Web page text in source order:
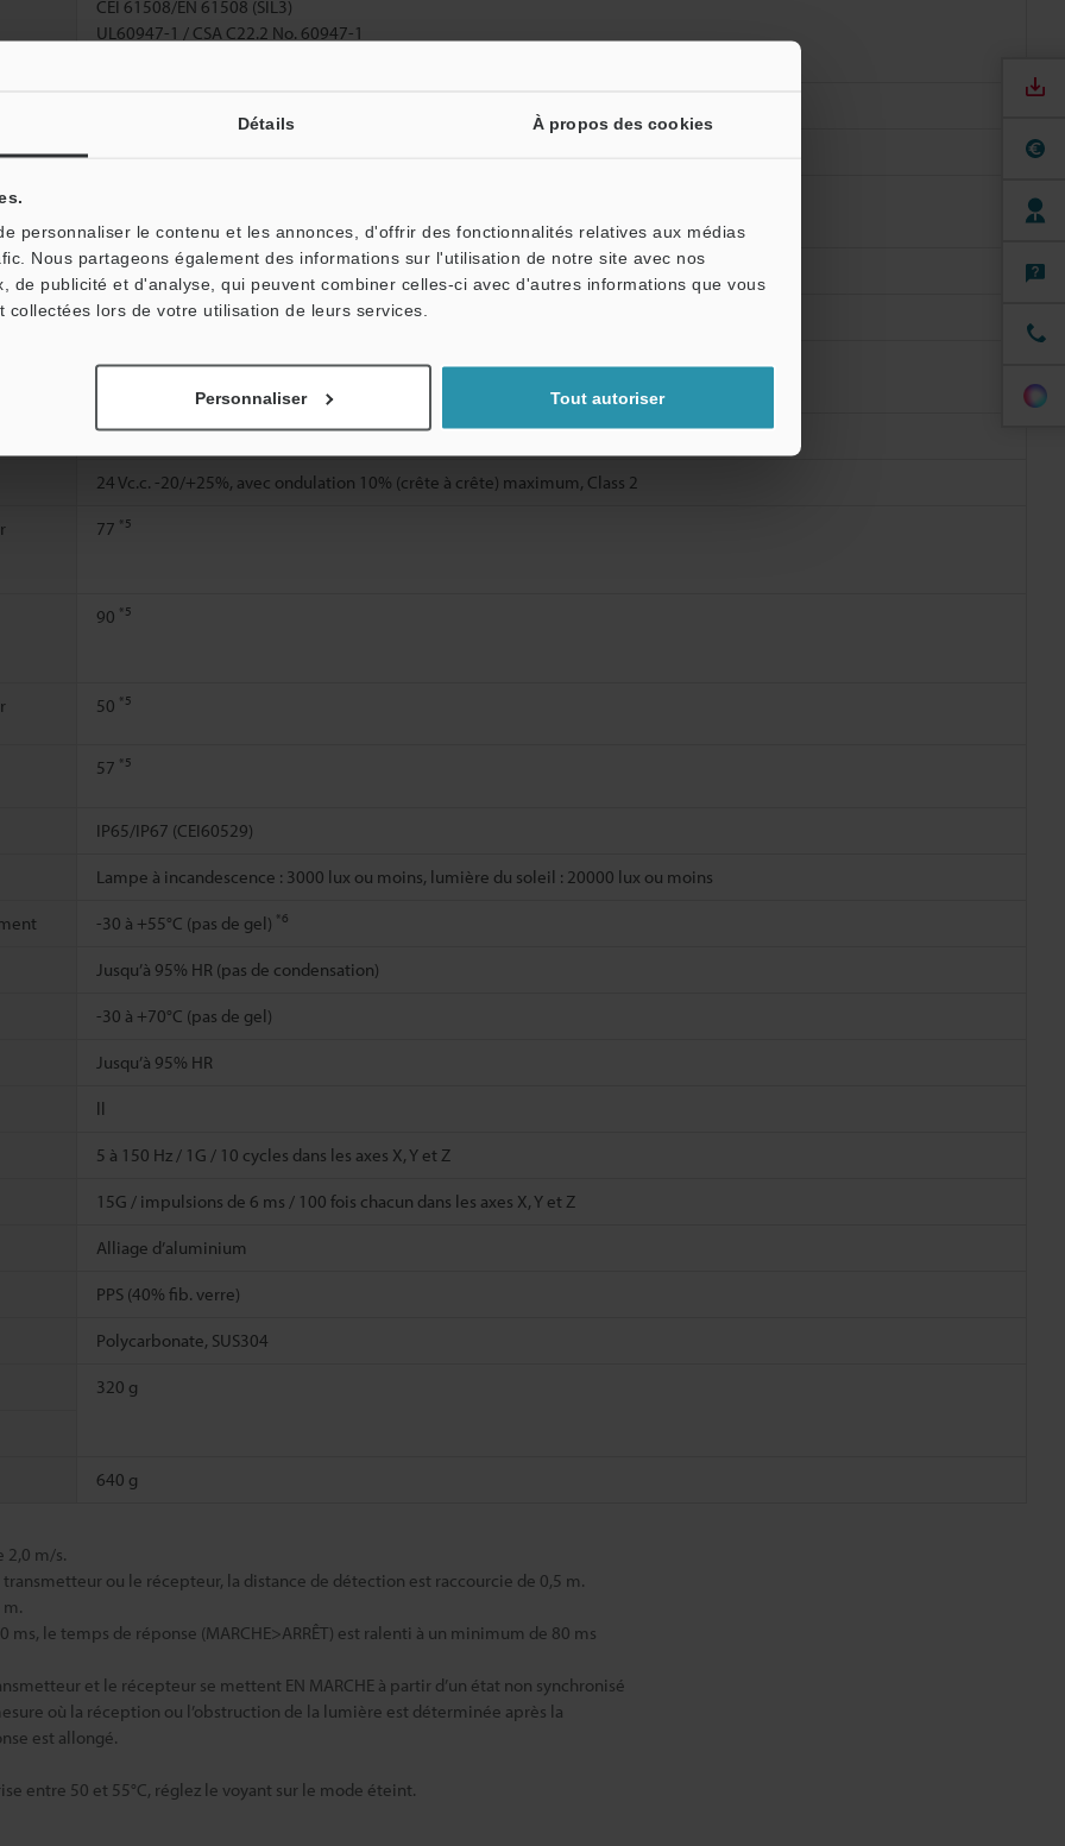
Détails À propos des cookies
personnaliser le contenu et les annonces, d'offrir des fonctionnalités relatives aux médias
Nous partageons également des informations sur l'utilisation de notre site avec nos
de publicité et d'analyse, qui peuvent combiner celles-ci avec d'autres informations que vous
lors de votre utilisation de leurs services.
Personnaliser Tout autoriser
CEI 61508/EN 61508 (SIL3)
UL60947-1 / CSA C22.2 No. 60947-1
11,0
56,8 *3
71,5
Courant de court-circuit : Environ 3 mA
24 Vc.c. -20/+25%, avec ondulation 10% (crête à crête) maximum, Class 2
77 *5
90 *5
50 *5
57 *5
IP65/IP67 (CEI60529)
Lampe à incandescence : 3000 lux ou moins, lumière du soleil : 20000 lux ou moins
-30 à +55°C (pas de gel) *6
Jusqu’à 95% HR (pas de condensation)
-30 à +70°C (pas de gel)
Jusqu’à 95% HR
ll
5 à 150 Hz / 1G / 10 cycles dans les axes X, Y et Z
15G / impulsions de 6 ms / 100 fois chacun dans les axes X, Y et Z
Alliage d’aluminium
PPS (40% fib. verre)
Polycarbonate, SUS304
320 g
640 g
2,0 m/s.
ou le récepteur, la distance de détection est raccourcie de 0,5 m.
le temps de réponse (MARCHE>ARRÊT) est ralenti à un minimum de 80 ms
et le récepteur se mettent EN MARCHE à partir d’un état non synchronisé
où la réception ou l’obstruction de la lumière est déterminée après la
est allongé.
entre 50 et 55°C, réglez le voyant sur le mode éteint.